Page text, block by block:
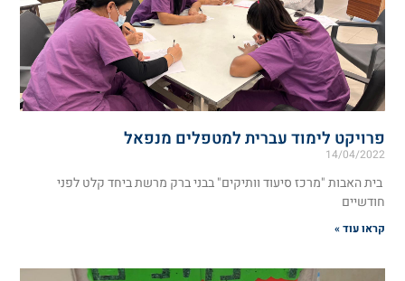
פרויקט לימוד עברית למטפלים מנפאל
14/04/2022
בית האבות "מרכז סיעוד וותיקים" בבני ברק מרשת ביחד קלט לפני
חודשיים
קראו עוד »